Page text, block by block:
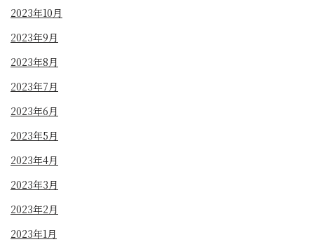
2023年10月
2023年9月
2023年8月
2023年7月
2023年6月
2023年5月
2023年4月
2023年3月
2023年2月
2023年1月